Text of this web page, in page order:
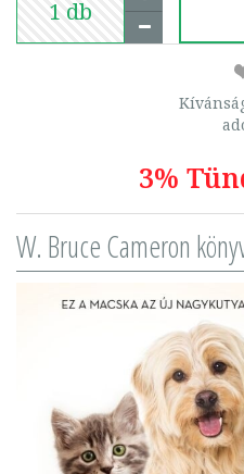
3%
W. Bruce Cameron